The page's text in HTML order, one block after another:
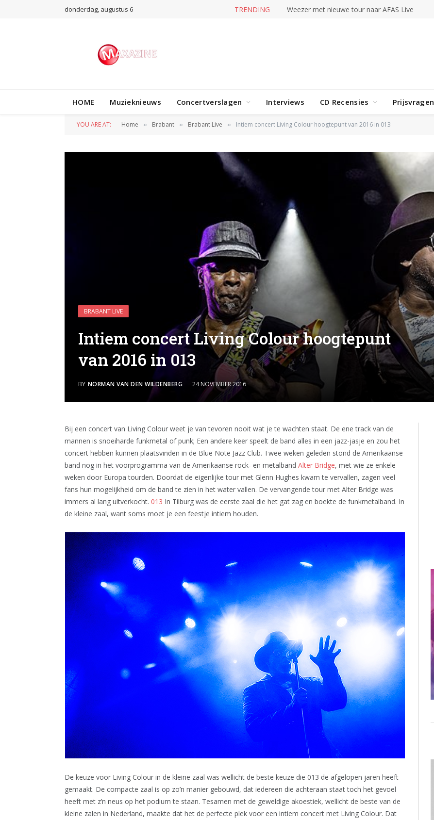
donderdag, augustus 6 TRENDING Karol G – No me arrepiento de sentir tanto
HOME Muzieknieuws Concertverslagen Interviews CD Recensies Prijsvragen
YOU ARE AT: Home » Brabant » Brabant Live » Intiem concert Living Colour hoogtepunt van 2016 in 013
BRABANT LIVE
Intiem concert Living Colour hoogtepunt
van 2016 in 013
BY NORMAN VAN DEN WILDENBERG 24 NOVEMBER 2016
Bij een concert van Living Colour weet je van tevoren nooit wat je te wachten staat. De ene track van de
mannen is snoeiharde funkmetal of punk; Een andere keer speelt de band alles in een jazz-jasje en zou het
concert hebben kunnen plaatsvinden in de Blue Note Jazz Club. Twee weken geleden stond de Amerikaanse
band nog in het voorprogramma van de Amerikaanse rock- en metalband Alter Bridge, met wie ze enkele
weken door Europa tourden. Doordat de eigenlijke tour met Glenn Hughes kwam te vervallen, zagen veel
fans hun mogelijkheid om de band te zien in het water vallen. De vervangende tour met Alter Bridge was
immers al lang uitverkocht. 013 In Tilburg was de eerste zaal die het gat zag en boekte de funkmetalband. In
de kleine zaal, want soms moet je een feestje intiem houden.
De keuze voor Living Colour in de kleine zaal was wellicht de beste keuze die 013 de afgelopen jaren heeft
gemaakt. De compacte zaal is op zo’n manier gebouwd, dat iedereen die achteraan staat toch het gevoel
heeft met z’n neus op het podium te staan. Tesamen met de geweldige akoestiek, wellicht de beste van de
kleine zalen in Nederland, maakte dat het de perfecte plek voor een intiem concert met Living Colour. Dat